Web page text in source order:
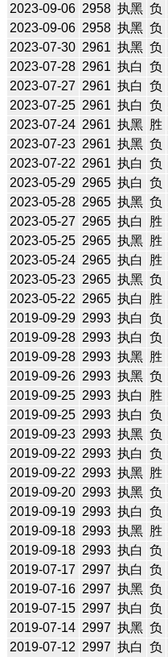
2023-09-06 2958 执黑 负
2023-09-06 2958 执黑 负
2023-07-30 2961 执黑 负
2023-07-28 2961 执白 负
2023-07-27 2961 执白 负
2023-07-25 2961 执白 负
2023-07-24 2961 执黑 胜
2023-07-23 2961 执黑 负
2023-07-22 2961 执白 负
2023-05-29 2965 执白 负
2023-05-28 2965 执黑 负
2023-05-27 2965 执白 胜
2023-05-25 2965 执黑 胜
2023-05-24 2965 执白 胜
2023-05-23 2965 执黑 负
2023-05-22 2965 执白 胜
2019-09-29 2993 执白 负
2019-09-28 2993 执白 负
2019-09-28 2993 执黑 胜
2019-09-26 2993 执黑 负
2019-09-25 2993 执白 胜
2019-09-25 2993 执白 负
2019-09-23 2993 执黑 负
2019-09-22 2993 执白 负
2019-09-22 2993 执黑 胜
2019-09-20 2993 执黑 负
2019-09-19 2993 执白 负
2019-09-18 2993 执黑 胜
2019-09-18 2993 执白 负
2019-07-17 2997 执白 负
2019-07-16 2997 执黑 负
2019-07-15 2997 执白 负
2019-07-14 2997 执黑 负
2019-07-12 2997 执白 负